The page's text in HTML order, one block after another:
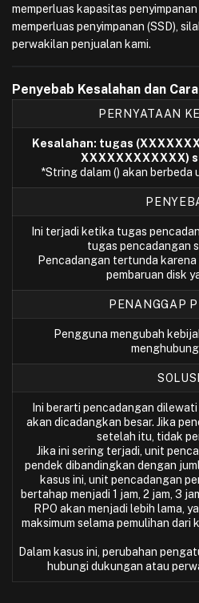
memperluas kapasitas
memperluas penyimpanan (SSD),
perwakilan penjualan kami.
Penyebab Kesalahan dan
PERNYATAAN
Kesalahan: tugas
XXXXXXXXXXXX)
*String dalam () akan
Ini terjadi ketika tugas
tugas pencadangan
Pencadangan tertunda
pembaruan disk
PENANGGAP
Pengguna mengubah
SOLUSI
Ini berarti pencadangan
akan dicadangkan besar. Jika
setelah itu, tidak
Jika ini sering terjadi, unit
pendek dibandingkan dengan
kasus ini, unit pencadangan
bertahap menjadi 1 jam, 2 jam, 3
RPO akan menjadi lebih lama,
maksimum selama pemulihan
Dalam kasus ini, perubahan
hubungi dukungan atau